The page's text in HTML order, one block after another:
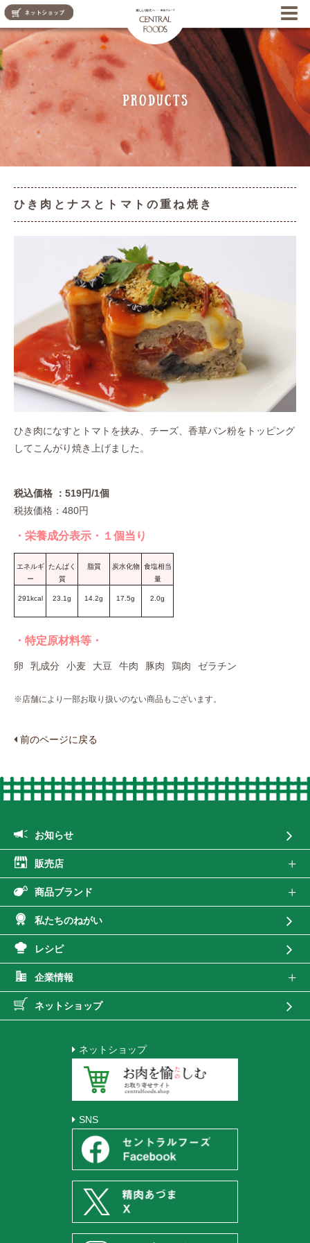
ひき肉とナスとトマトの重ね焼き
ひき肉になすとトマトを挟み、チーズ、香草パン粉をトッピング
してこんがり焼き上げました。
税込価格 ：519円/1個
税抜価格：480円
・栄養成分表示・１個当り
エネルギ
ー
291kcal
たんぱく
質
23.1g
脂質
14.2g
炭水化物
17.5g
食塩相当
量
2.0g
・特定原材料等・
卵 乳成分 小麦 大豆 牛肉 豚肉 鶏肉 ゼラチン
※店舗により一部お取り扱いのない商品もございます。
前のページに戻る
お知らせ
販売店
商品ブランド
私たちのねがい
レシピ
企業情報
ネットショップ
ネットショップ
SNS